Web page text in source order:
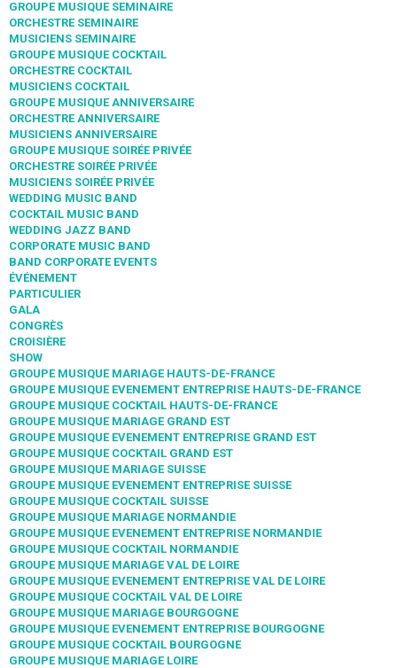
GROUPE MUSIQUE SEMINAIRE
ORCHESTRE SEMINAIRE
MUSICIENS SEMINAIRE
GROUPE MUSIQUE COCKTAIL
ORCHESTRE COCKTAIL
MUSICIENS COCKTAIL
GROUPE MUSIQUE ANNIVERSAIRE
ORCHESTRE ANNIVERSAIRE
MUSICIENS ANNIVERSAIRE
GROUPE MUSIQUE SOIRÉE PRIVÉE
ORCHESTRE SOIRÉE PRIVÉE
MUSICIENS SOIRÉE PRIVÉE
WEDDING MUSIC BAND
COCKTAIL MUSIC BAND
WEDDING JAZZ BAND
CORPORATE MUSIC BAND
BAND CORPORATE EVENTS
ÉVÉNEMENT
PARTICULIER
GALA
CONGRÈS
CROISIÈRE
SHOW
GROUPE MUSIQUE MARIAGE HAUTS-DE-FRANCE
GROUPE MUSIQUE EVENEMENT ENTREPRISE HAUTS-DE-FRANCE
GROUPE MUSIQUE COCKTAIL HAUTS-DE-FRANCE
GROUPE MUSIQUE MARIAGE GRAND EST
GROUPE MUSIQUE EVENEMENT ENTREPRISE GRAND EST
GROUPE MUSIQUE COCKTAIL GRAND EST
GROUPE MUSIQUE MARIAGE SUISSE
GROUPE MUSIQUE EVENEMENT ENTREPRISE SUISSE
GROUPE MUSIQUE COCKTAIL SUISSE
GROUPE MUSIQUE MARIAGE NORMANDIE
GROUPE MUSIQUE EVENEMENT ENTREPRISE NORMANDIE
GROUPE MUSIQUE COCKTAIL NORMANDIE
GROUPE MUSIQUE MARIAGE VAL DE LOIRE
GROUPE MUSIQUE EVENEMENT ENTREPRISE VAL DE LOIRE
GROUPE MUSIQUE COCKTAIL VAL DE LOIRE
GROUPE MUSIQUE MARIAGE BOURGOGNE
GROUPE MUSIQUE EVENEMENT ENTREPRISE BOURGOGNE
GROUPE MUSIQUE COCKTAIL BOURGOGNE
GROUPE MUSIQUE MARIAGE LOIRE